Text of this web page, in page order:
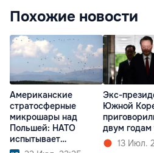
Похожие новости
Американские
стратосферные
микрошары над
Польшей: НАТО
испытывает
технологии будущего
Экс-
Южной
двум
13 Июл.